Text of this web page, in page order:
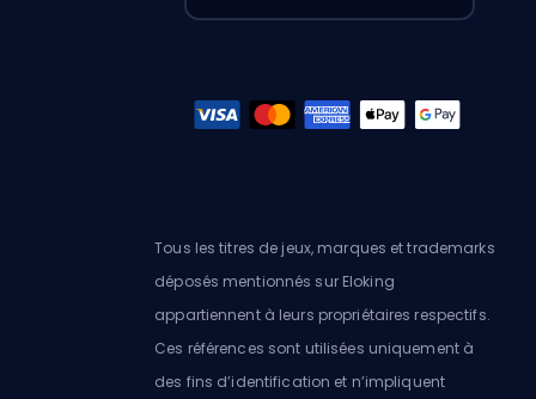
Tous les titres de jeux, marques et trademarks
déposés mentionnés sur Eloking
appartiennent à leurs propriétaires respectifs.
Ces références sont utilisées uniquement à
des fins d’identification et n’impliquent